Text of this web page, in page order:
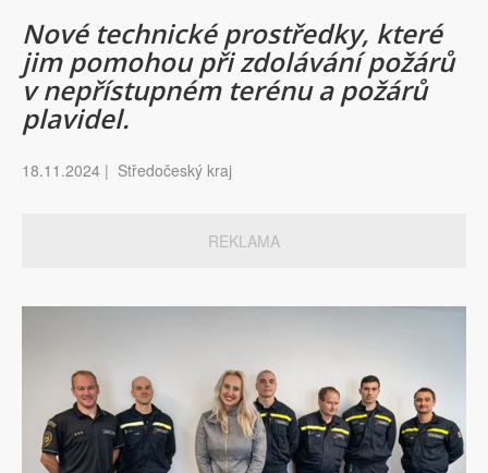
Nové technické prostředky, které
jim pomohou při zdolávání požárů
v nepřístupném terénu a požárů
plavidel.
18.11.2024 | Středočeský kraj
REKLAMA